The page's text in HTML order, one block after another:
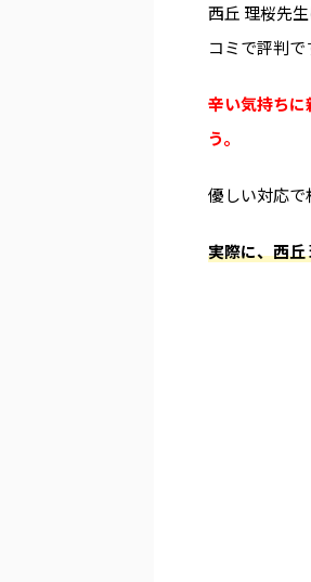
西丘 理桜先
コミで評判で
辛い気持ちに
う。
優しい対応で
実際に、西